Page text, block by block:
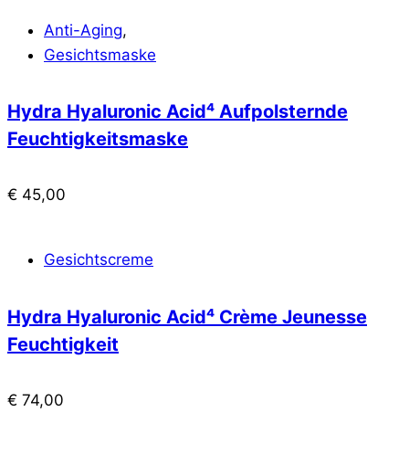
Anti-Aging,
Gesichtsmaske
Hydra Hyaluronic Acid⁴ Aufpolsternde
Feuchtigkeitsmaske
€ 45,00
Gesichtscreme
Hydra Hyaluronic Acid⁴ Crème Jeunesse
Feuchtigkeit
€ 74,00